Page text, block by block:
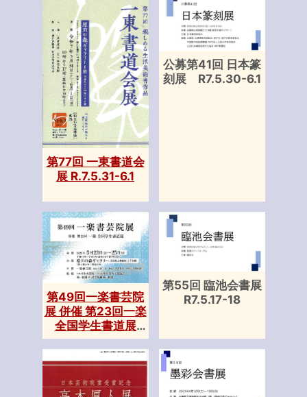
第77回 一東書道会
展 R.7.5.31-6.1
公募第41回 日本篆
刻展 R7.5.30-6.1
第49回一楽書芸院
展 併催 第23回一楽
全国学生書道展
R7.5.23-25
第55回 臨池会書展
R7.5.17-18